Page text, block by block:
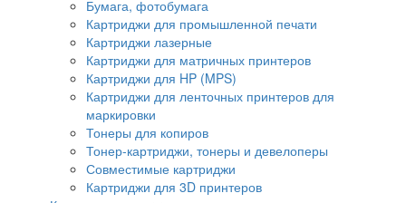
Бумага, фотобумага
Картриджи для промышленной печати
Картриджи лазерные
Картриджи для матричных принтеров
Картриджи для HP (MPS)
Картриджи для ленточных принтеров для
маркировки
Тонеры для копиров
Тонер-картриджи, тонеры и девелоперы
Совместимые картриджи
Картриджи для 3D принтеров